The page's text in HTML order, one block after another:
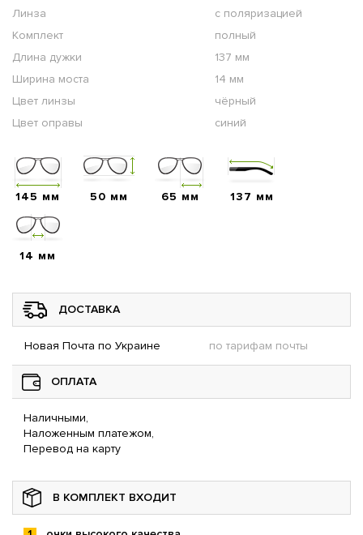
Линза
с поляризацией
Комплект
полный
Длина дужки
137 мм
Ширина моста
14 мм
Цвет линзы
чёрный
Цвет оправы
синий
145 мм 50 мм 65 мм 137 мм
14 мм
ДОСТАВКА
Новая Почта по Украине по тарифам почты
ОПЛАТА
Наличными,
Наложенным платежом,
Перевод на карту
В КОМПЛЕКТ ВХОДИТ